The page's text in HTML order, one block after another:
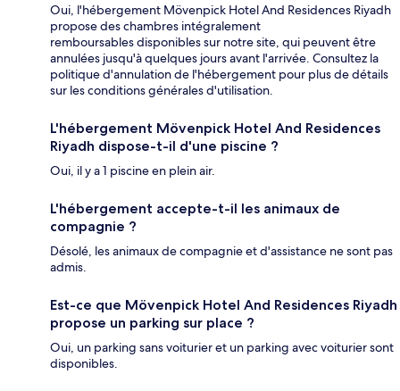
Oui, l'hébergement Mövenpick Hotel And Residences Riyadh
propose des chambres intégralement
remboursables disponibles sur notre site, qui peuvent être
annulées jusqu'à quelques jours avant l'arrivée. Consultez la
politique d'annulation de l'hébergement pour plus de détails
sur les conditions générales d'utilisation.
L'hébergement Mövenpick Hotel And Residences
Riyadh dispose-t-il d'une piscine ?
Oui, il y a 1 piscine en plein air.
L'hébergement accepte-t-il les animaux de
compagnie ?
Désolé, les animaux de compagnie et d'assistance ne sont pas
admis.
Est-ce que Mövenpick Hotel And Residences Riyadh
propose un parking sur place ?
Oui, un parking sans voiturier et un parking avec voiturier sont
disponibles.